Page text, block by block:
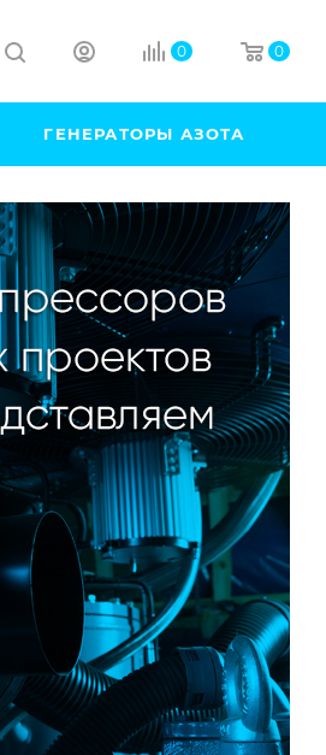
0 0
ГЕНЕРАТОРЫ АЗОТА